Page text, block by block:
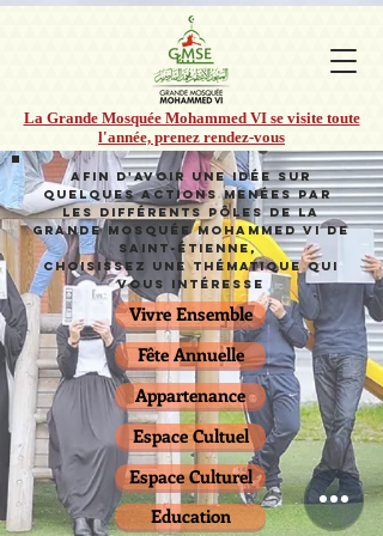
La Grande Mosquée Mohammed VI se visite toute
l'année, prenez rendez-vous
Afin d'avoir une idée sur
quelques actions menées par
les différents Pôles de la
Grande Mosquée Mohammed VI de
Saint-Étienne,
Choisissez une thématique qui
vous intéresse
Vivre Ensemble
Fête Annuelle
Appartenance
Espace Cultuel
Espace Culturel
Education